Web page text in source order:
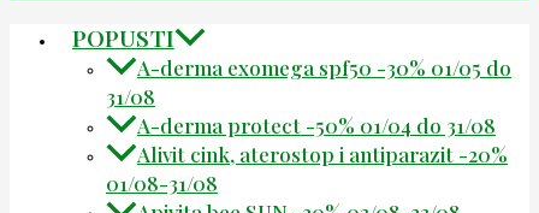
POPUSTI
A-derma exomega spf50 -30% 01/05 do
31/08
A-derma protect -50% 01/04 do 31/08
Alivit cink, aterostop i antiparazit -20%
01/08-31/08